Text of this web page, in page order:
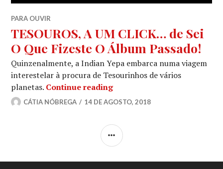
PARA OUVIR
TESOUROS, A UM CLICK… de Sei
O Que Fizeste O Álbum Passado!
Quinzenalmente, a Indian Yepa embarca numa viagem
interestelar à procura de Tesourinhos de vários
planetas. Continue readingTESOUROS, A UM CLICK…
CÁTIA NÓBREGA 14 DE AGOSTO, 2018
SIDEBAR